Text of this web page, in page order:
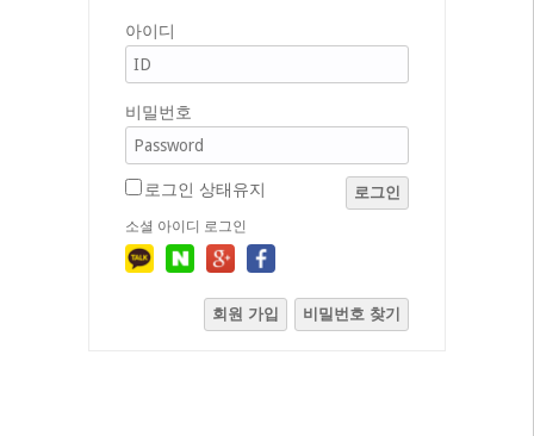
아이디
비밀번호
로그인 상태유지 로그인
소셜 아이디 로그인
회원 가입 비밀번호 찾기